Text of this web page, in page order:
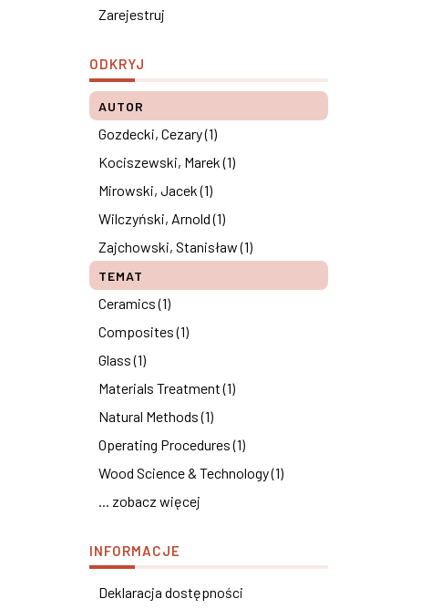
Zarejestruj
ODKRYJ
AUTOR
Gozdecki, Cezary (1)
Kociszewski, Marek (1)
Mirowski, Jacek (1)
Wilczyński, Arnold (1)
Zajchowski, Stanisław (1)
TEMAT
Ceramics (1)
Composites (1)
Glass (1)
Materials Treatment (1)
Natural Methods (1)
Operating Procedures (1)
Wood Science & Technology (1)
... zobacz więcej
INFORMACJE
Deklaracja dostępności